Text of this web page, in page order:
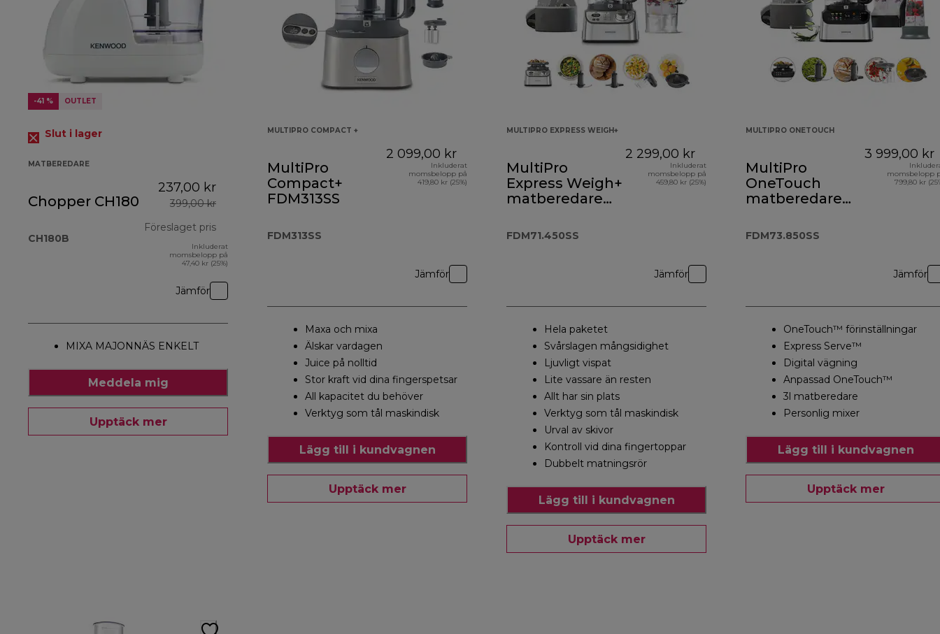
-41 % OUTLET
Slut i lager
MATBEREDARE
Chopper CH180
CH180B
237,00 kr
399,00 kr
Föreslaget pris
ursprungligt pris 399,00 kr
Inkluderat
momsbelopp på
47,40 kr (25%)
Jämför
MIXA MAJONNÄS ENKELT
Meddela mig
Upptäck mer
MULTIPRO COMPACT +
MultiPro
Compact+
FDM313SS
FDM313SS
2 099,00 kr
Inkluderat
momsbelopp på
419,80 kr (25%)
Jämför
Maxa och mixa
Älskar vardagen
Juice på nolltid
Stor kraft vid dina fingerspetsar
All kapacitet du behöver
Verktyg som tål maskindisk
Lägg till i kundvagnen
Upptäck mer
MULTIPRO EXPRESS WEIGH+
MultiPro
Express Weigh+
matberedare
FDM71.450SS
2 299,00 kr
Inkluderat
momsbelopp på
459,80 kr (25%)
Jämför
Hela paketet
Svårslagen mångsidighet
Ljuvligt vispat
Lite vassare än resten
Allt har sin plats
Verktyg som tål maskindisk
Urval av skivor
Kontroll vid dina fingertoppar
Dubbelt matningsrör
Lägg till i kundvagnen
Upptäck mer
MULTIPRO ONETOUCH
MultiPro
OneTouch
matberedare
FDM73.850SS
FDM73.850SS
3 999,00 kr
momsbelopp
799,80 kr
Jämför
OneTouch™ förinställningar
Express Serve™
Digital vägning
Anpassad OneTouch™
3l matberedare
Personlig mixer
Lägg till i kundvagnen
Upptäck mer